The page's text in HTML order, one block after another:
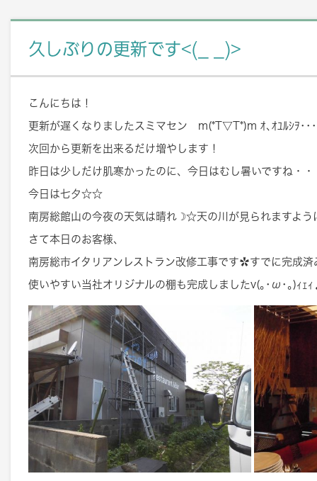
久しぶりの更新です<(_ _)>
こんにちは！
更新が遅くなりましたスミマセン m(*T▽T*)m ｵ､ｵﾕﾙｼｦ･･･
次回から更新を出来るだけ増やします！
昨日は少しだけ肌寒かったのに、今日はむし暑いですね・・
今日は七夕☆☆
南房総館山の今夜の天気は晴れ☽☆天の川が見られますよ
さて本日のお客様、
南房総市イタリアンレストラン改修工事です✿すでに完成済
使いやすい当社オリジナルの棚も完成しましたv(｡･ω･｡)ｨｪ